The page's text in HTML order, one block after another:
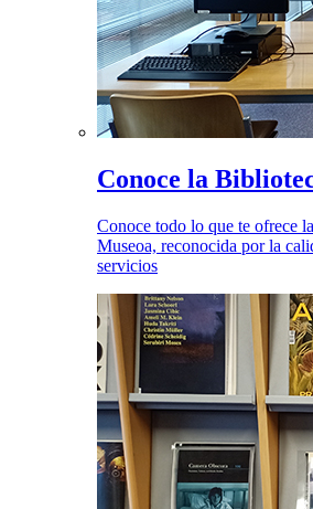
Conoce la
Conoce todo lo que te ofrece
Museoa, reconocida por la
servicios